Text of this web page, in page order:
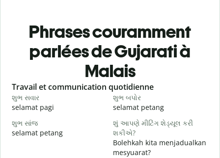
Phrases couramment
parlées de Gujarati à
Malais
Slide 1 of 6
Travail et communication quotidienne
શુભ સવાર
selamat pagi
શુભ બપોર
selamat petang
શુભ સાંજ
selamat petang
શું આપણે મીટિંગ શેડ્યૂલ કરી
શકીએ?
Bolehkah kita menjadualkan
mesyuarat?